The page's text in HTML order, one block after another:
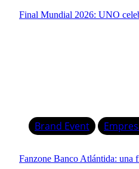
Final Mundial 2026: UNO
Brand Event
Fanzone Banco Atlántida: una